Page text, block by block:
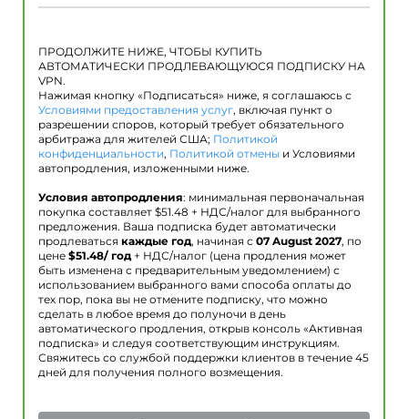
ПРОДОЛЖИТЕ НИЖЕ, ЧТОБЫ КУПИТЬ
АВТОМАТИЧЕСКИ ПРОДЛЕВАЮЩУЮСЯ ПОДПИСКУ НА
VPN.
Нажимая кнопку «Подписаться» ниже, я соглашаюсь с
Условиями предоставления услуг, включая пункт о
разрешении споров, который требует обязательного
арбитража для жителей США; Политикой
конфиденциальности, Политикой отмены и Условиями
автопродления, изложенными ниже.
Условия автопродления: минимальная первоначальная
покупка составляет $51.48 + НДС/налог для выбранного
предложения. Ваша подписка будет автоматически
продлеваться каждые год, начиная с 07 August 2027, по
цене $51.48/ год+ НДС/налог (цена продления может
быть изменена с предварительным уведомлением) с
использованием выбранного вами способа оплаты до
тех пор, пока вы не отмените подписку, что можно
сделать в любое время до полуночи в день
автоматического продления, открыв консоль «Активная
подписка» и следуя соответствующим инструкциям.
Свяжитесь со службой поддержки клиентов в течение 45
дней для получения полного возмещения.